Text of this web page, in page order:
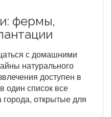
фермы,
с домашними
натурального
доступен в
один список все
открытые для